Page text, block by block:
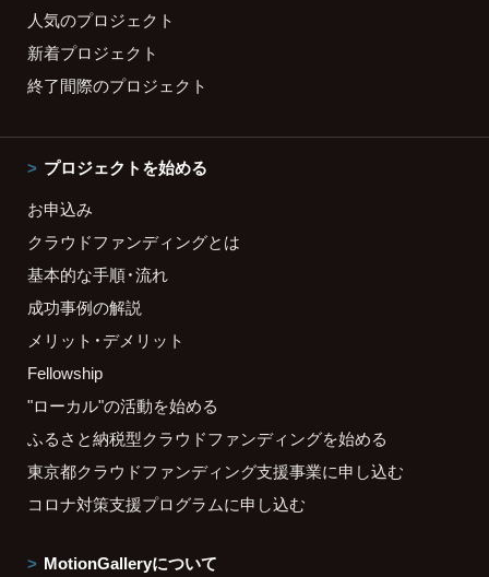
人気のプロジェクト
新着プロジェクト
終了間際のプロジェクト
プロジェクトを始める
お申込み
クラウドファンディングとは
基本的な手順・流れ
成功事例の解説
メリット・デメリット
Fellowship
"ローカル"の活動を始める
ふるさと納税型クラウドファンディングを始める
東京都クラウドファンディング支援事業に申し込む
コロナ対策支援プログラムに申し込む
MotionGalleryについて